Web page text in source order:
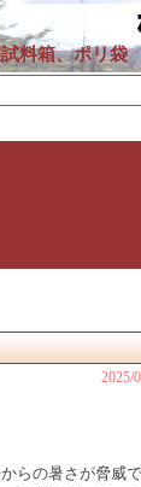
試料箱、ポリ
2025/
らの暑さが脅威